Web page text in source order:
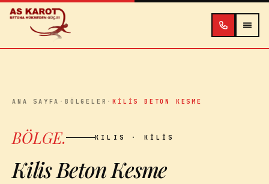
İçeriğe atla
ANA SAYFA ·BÖLGELER ·KILIS BETON KESME
BÖLGE. KILIS · KILIS
Kilis Beton Kesme